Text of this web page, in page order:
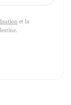
et la
.